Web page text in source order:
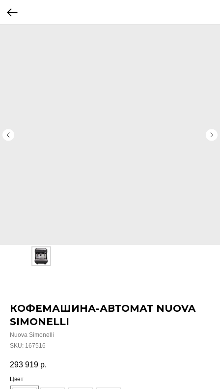
КОФЕМАШИНА-АВТОМАТ NUOVA
SIMONELLI
Nuova Simonelli
SKU: 167516
293 919 р.
Цвет